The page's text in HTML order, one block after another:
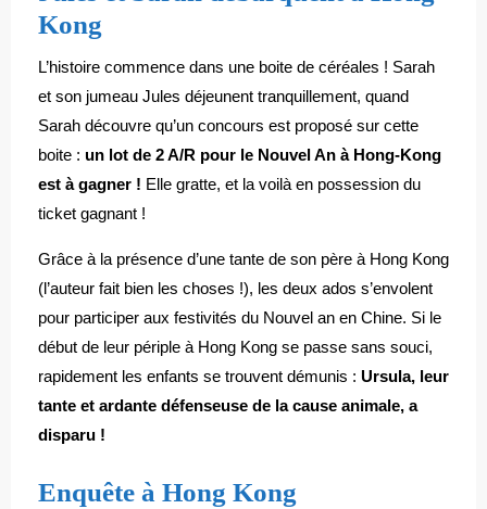
Kong
L’histoire commence dans une boite de céréales ! Sarah
et son jumeau Jules déjeunent tranquillement, quand
Sarah découvre qu’un concours est proposé sur cette
boite : un lot de 2 A/R pour le Nouvel An à Hong-Kong
est à gagner ! Elle gratte, et la voilà en possession du
ticket gagnant !
Grâce à la présence d’une tante de son père à Hong Kong
(l’auteur fait bien les choses !), les deux ados s’envolent
pour participer aux festivités du Nouvel an en Chine. Si le
début de leur périple à Hong Kong se passe sans souci,
rapidement les enfants se trouvent démunis : Ursula, leur
tante et ardante défenseuse de la cause animale, a
disparu !
Enquête à Hong Kong